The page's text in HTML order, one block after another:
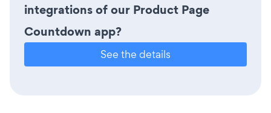
integrations of our Product Page
Countdown app?
See the details